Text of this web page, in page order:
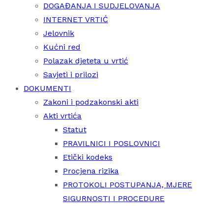
DOGAĐANJA I SUDJELOVANJA
INTERNET VRTIĆ
Jelovnik
Kućni red
Polazak djeteta u vrtić
Savjeti i prilozi
DOKUMENTI
Zakoni i podzakonski akti
Akti vrtića
Statut
PRAVILNICI I POSLOVNICI
Etički kodeks
Procjena rizika
PROTOKOLI POSTUPANJA, MJERE
SIGURNOSTI I PROCEDURE